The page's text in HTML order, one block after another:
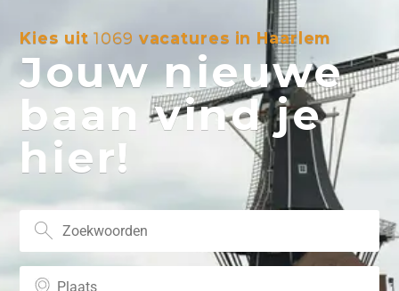
Kies uit1069 vacatures in Haarlem
Jouw nieuwe
baan vind je
hier!